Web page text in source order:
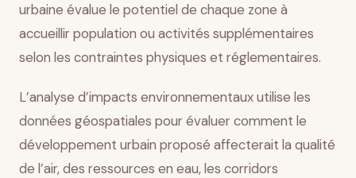
urbaine évalue le potentiel de chaque zone à
accueillir population ou activités supplémentaires
selon les contraintes physiques et réglementaires.
L’analyse d’impacts environnementaux utilise les
données géospatiales pour évaluer comment le
développement urbain proposé affecterait la qualité
de l’air, des ressources en eau, les corridors